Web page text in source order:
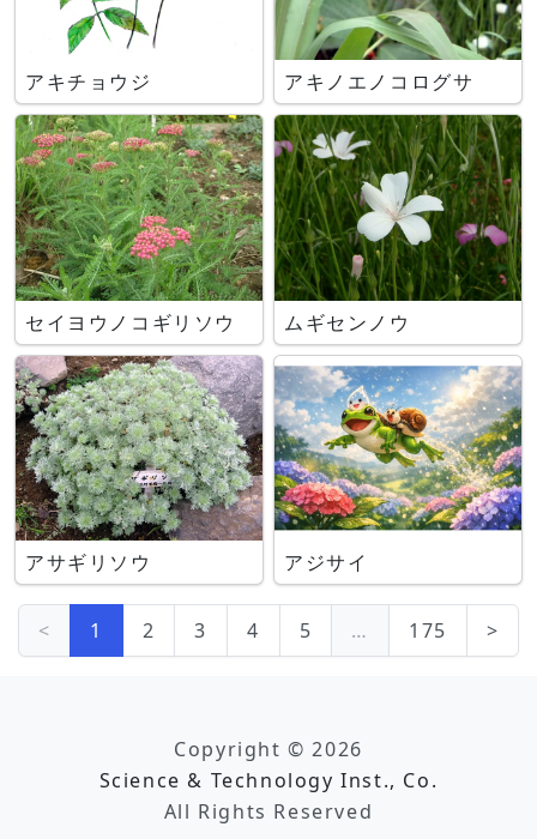
アキチョウジ アキノエノコログサ
セイヨウノコギリソウ ムギセンノウ
アサギリソウ アジサイ
< 1 2 3 4 5 … 175 >
Copyright © 2026
Science & Technology Inst., Co.
All Rights Reserved